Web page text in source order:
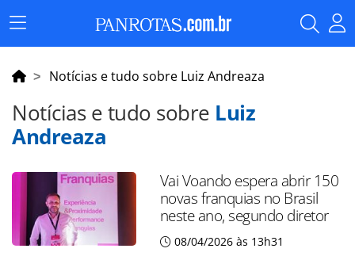
Menu
Principal
Notícias e tudo sobre Luiz Andreaza
Notícias e tudo sobre Luiz
Andreaza
Vai Voando espera abrir 150
novas franquias no Brasil
neste ano, segundo diretor
08/04/2026 às 13h31